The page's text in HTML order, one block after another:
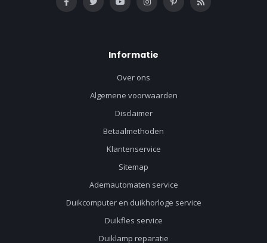
Informatie
Over ons
Algemene voorwaarden
Disclaimer
Betaalmethoden
Klantenservice
Sitemap
Ademautomaten service
Duikcomputer en duikhorloge service
Duikfles service
Duiklamp reparatie